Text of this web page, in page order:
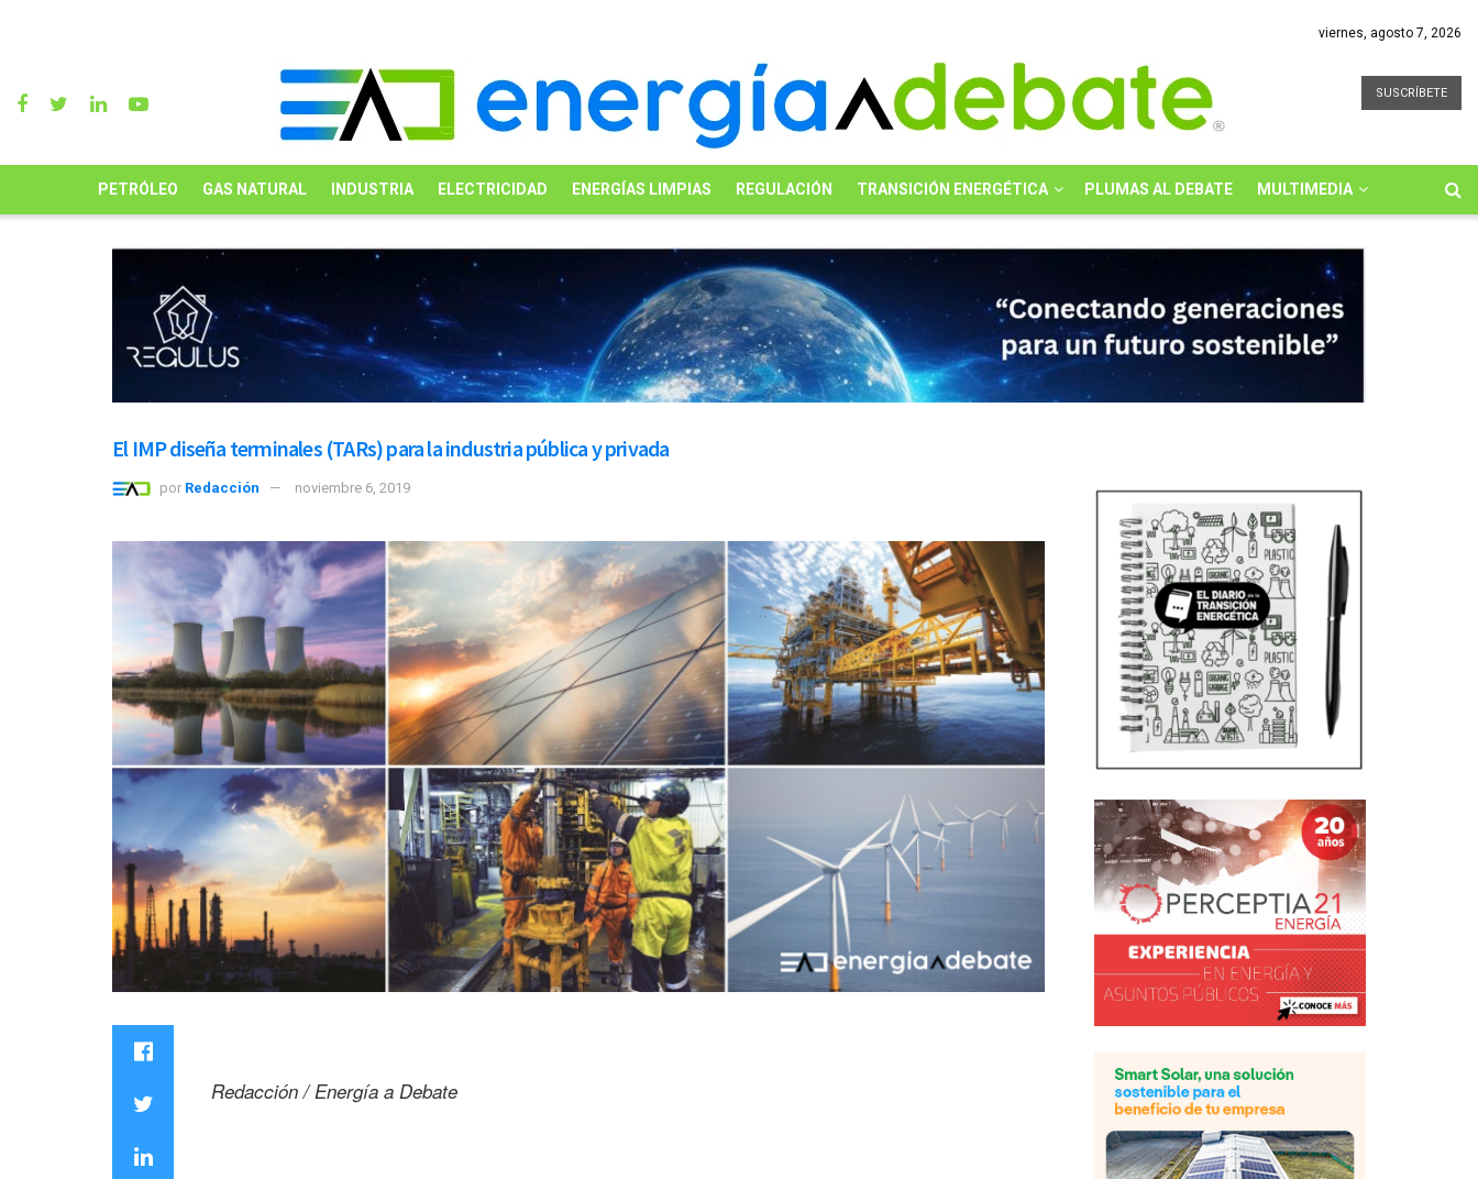
viernes, agosto 7, 2026
SUSCRÍBETE
PETRÓLEO GAS NATURAL INDUSTRIA ELECTRICIDAD ENERGÍAS LIMPIAS REGULACIÓN TRANSICIÓN ENERGÉTICA PLUMAS AL DEBATE MULTIMEDIA
El IMP diseña terminales (TARs) para la industria pública y privada
por Redacción noviembre 6, 2019
Redacción / Energía a Debate